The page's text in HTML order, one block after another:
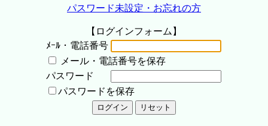
パスワード未設定・お忘れの方
【ログインフォーム】
ﾒｰﾙ・電話番号
メール・電話番号を保存
パスワード
パスワードを保存